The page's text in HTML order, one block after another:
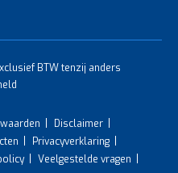
banden:
transport of heb je
met Begra voor persoonlijk
We helpen je graag verder.
BTW tenzij anders
Disclaimer
Privacyverklaring
Veelgestelde vragen